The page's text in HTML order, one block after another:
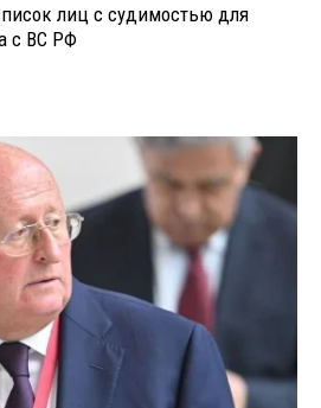
лиц с судимостью для
с ВС РФ